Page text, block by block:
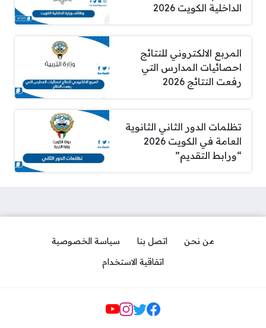
الداخلية الكويت 2026
المربع الالكتروني للنتائج
احصائيات المدارس التي
رفعت النتائج 2026
تظلمات الدور الثاني الثانوية
العامة في الكويت 2026
“ورابط التقديم”
من نحن اتصل بنا
سياسة الخصوصية
اتفاقية الاستخدام
Social Links